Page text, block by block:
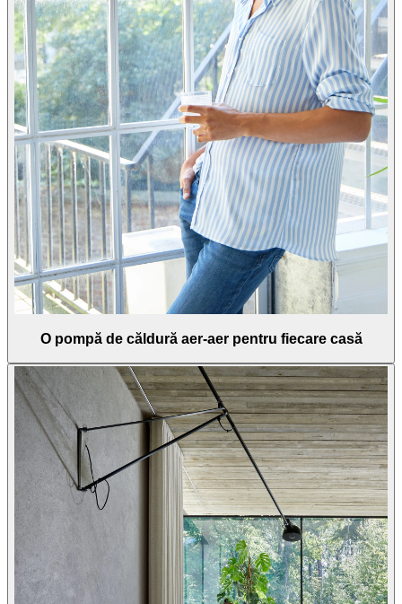
O pompă de căldură aer-aer pentru fiecare casă